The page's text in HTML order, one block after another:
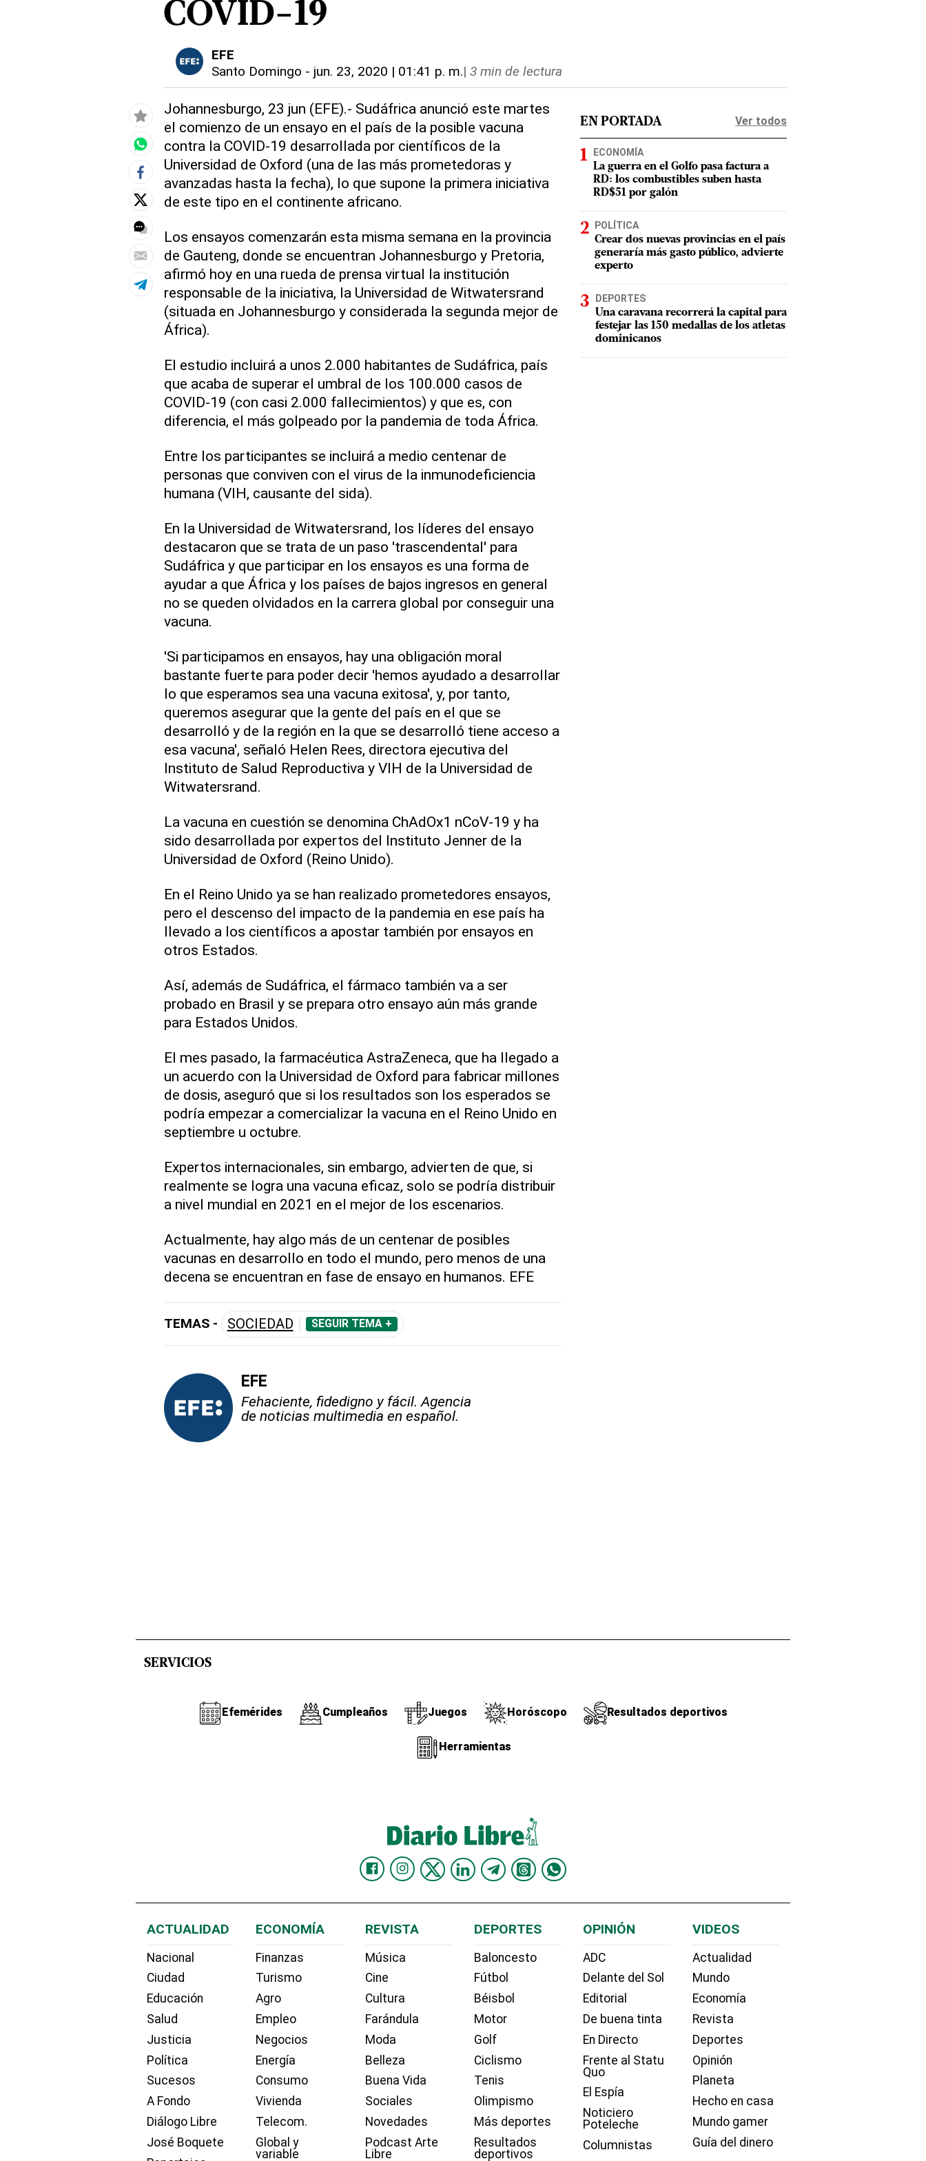
COVID-19
EFE
Santo Domingo - jun. 23, 2020 | 01:41 p. m.| 3 min de lectura
Johannesburgo, 23 jun (EFE).- Sudáfrica anunció este martes
el comienzo de un ensayo en el país de la posible vacuna
contra la COVID-19 desarrollada por científicos de la
Universidad de Oxford (una de las más prometedoras y
avanzadas hasta la fecha), lo que supone la primera iniciativa
de este tipo en el continente africano.
Los ensayos comenzarán esta misma semana en la provincia
de Gauteng, donde se encuentran Johannesburgo y Pretoria,
afirmó hoy en una rueda de prensa virtual la institución
responsable de la iniciativa, la Universidad de Witwatersrand
(situada en Johannesburgo y considerada la segunda mejor de
África).
El estudio incluirá a unos 2.000 habitantes de Sudáfrica, país
que acaba de superar el umbral de los 100.000 casos de
COVID-19 (con casi 2.000 fallecimientos) y que es, con
diferencia, el más golpeado por la pandemia de toda África.
Entre los participantes se incluirá a medio centenar de
personas que conviven con el virus de la inmunodeficiencia
humana (VIH, causante del sida).
En la Universidad de Witwatersrand, los líderes del ensayo
destacaron que se trata de un paso 'trascendental' para
Sudáfrica y que participar en los ensayos es una forma de
ayudar a que África y los países de bajos ingresos en general
no se queden olvidados en la carrera global por conseguir una
vacuna.
'Si participamos en ensayos, hay una obligación moral
bastante fuerte para poder decir 'hemos ayudado a desarrollar
lo que esperamos sea una vacuna exitosa', y, por tanto,
queremos asegurar que la gente del país en el que se
desarrolló y de la región en la que se desarrolló tiene acceso a
esa vacuna', señaló Helen Rees, directora ejecutiva del
Instituto de Salud Reproductiva y VIH de la Universidad de
Witwatersrand.
La vacuna en cuestión se denomina ChAdOx1 nCoV-19 y ha
sido desarrollada por expertos del Instituto Jenner de la
Universidad de Oxford (Reino Unido).
En el Reino Unido ya se han realizado prometedores ensayos,
pero el descenso del impacto de la pandemia en ese país ha
llevado a los científicos a apostar también por ensayos en
otros Estados.
Así, además de Sudáfrica, el fármaco también va a ser
probado en Brasil y se prepara otro ensayo aún más grande
para Estados Unidos.
El mes pasado, la farmacéutica AstraZeneca, que ha llegado a
un acuerdo con la Universidad de Oxford para fabricar millones
de dosis, aseguró que si los resultados son los esperados se
podría empezar a comercializar la vacuna en el Reino Unido en
septiembre u octubre.
Expertos internacionales, sin embargo, advierten de que, si
realmente se logra una vacuna eficaz, solo se podría distribuir
a nivel mundial en 2021 en el mejor de los escenarios.
Actualmente, hay algo más de un centenar de posibles
vacunas en desarrollo en todo el mundo, pero menos de una
decena se encuentran en fase de ensayo en humanos. EFE
TEMAS - SOCIEDAD SEGUIR TEMA +
EFE
Fehaciente, fidedigno y fácil. Agencia
de noticias multimedia en español.
EN PORTADA Ver todos
ECONOMÍA
La guerra en el Golfo pasa factura a
RD: los combustibles suben hasta
RD$51 por galón
POLÍTICA
Crear dos nuevas provincias en el país
generaría más gasto público, advierte
experto
DEPORTES
Una caravana recorrerá la capital para
festejar las 150 medallas de los atletas
dominicanos
SERVICIOS
Efemérides Cumpleaños Juegos Horóscopo Resultados deportivos
Herramientas
ACTUALIDAD
Nacional
Ciudad
Educación
Salud
Justicia
Política
Sucesos
A Fondo
Diálogo Libre
José Boquete
ECONOMÍA
Finanzas
Turismo
Agro
Empleo
Negocios
Energía
Consumo
Vivienda
Telecom.
Global y
variable
REVISTA
Música
Cine
Cultura
Farándula
Moda
Belleza
Buena Vida
Sociales
Novedades
Podcast Arte
Libre
DEPORTES
Baloncesto
Fútbol
Béisbol
Motor
Golf
Ciclismo
Tenis
Olimpismo
Más deportes
Resultados
deportivos
OPINIÓN
ADC
Delante del Sol
Editorial
De buena tinta
En Directo
Frente al Statu
Quo
El Espía
Noticiero
Poteleche
Columnistas
VIDEOS
Actualidad
Mundo
Economía
Revista
Deportes
Opinión
Planeta
Hecho en casa
Mundo gamer
Guía del dinero